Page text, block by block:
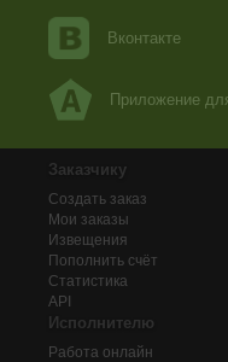
Вконтакте
Приложение
Заказчику
Создать заказ
Мои заказы
Извещения
Пополнить счёт
Статистика
API
Исполнителю
Работа онлайн